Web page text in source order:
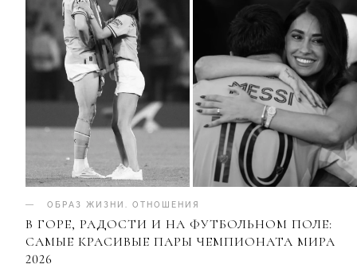
ОБРАЗ ЖИЗНИ ОТНОШЕНИЯ
В ГОРЕ, РАДОСТИ И НА ФУТБОЛЬНОМ ПОЛЕ:
САМЫЕ КРАСИВЫЕ ПАРЫ ЧЕМПИОНАТА МИРА
2026